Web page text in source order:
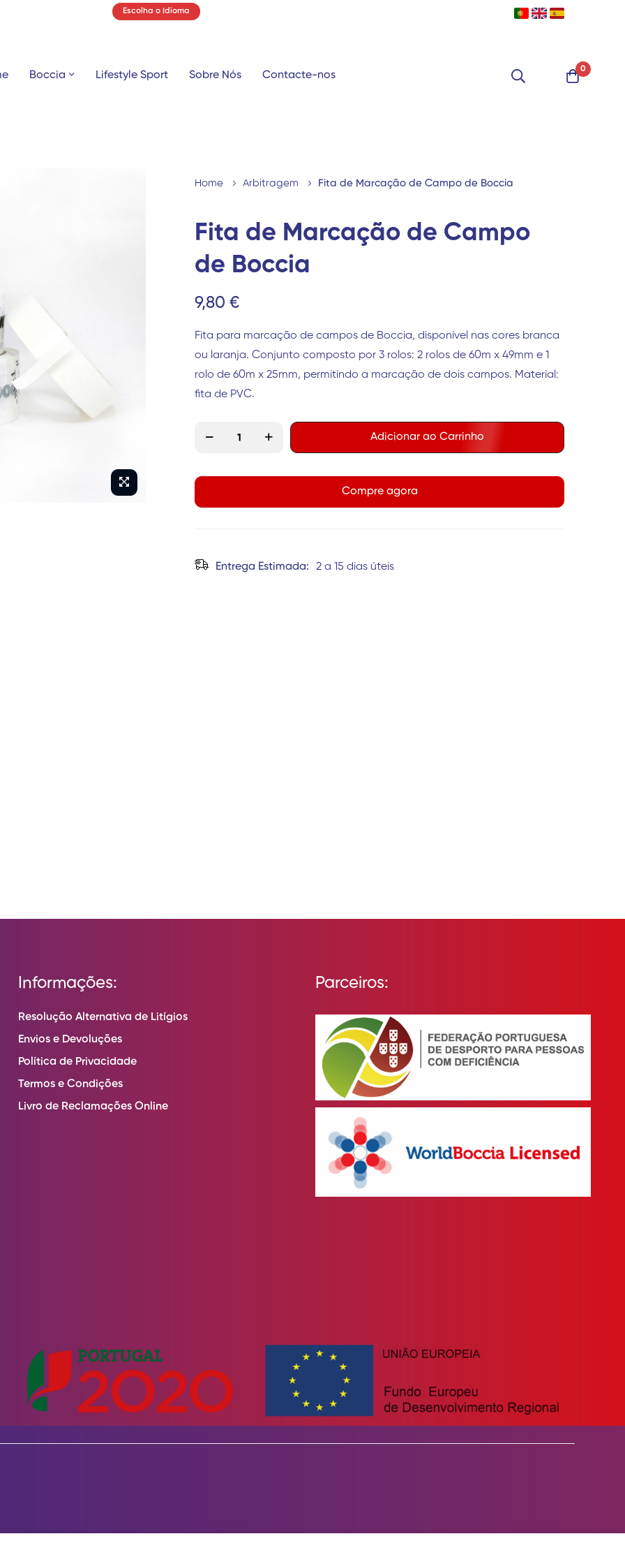
Escolha o Idioma
Boccia Lifestyle Sport Sobre Nós Contacte-nos
0
Home Arbitragem Fita de Marcação de Campo de Boccia
Fita de Marcação de Campo
de Boccia
9,80 €
Fita para marcação de campos de Boccia, disponível nas cores branca
ou laranja. Conjunto composto por 3 rolos: 2 rolos de 60m x 49mm e 1
rolo de 60m x 25mm, permitindo a marcação de dois campos. Material:
fita de PVC.
Adicionar ao Carrinho
Compre agora
Entrega Estimada: 2 a 15 dias úteis
Informações:
Resolução Alternativa de Litígios
Envios e Devoluções
Política de Privacidade
Termos e Condições
Livro de Reclamações Online
Parceiros: